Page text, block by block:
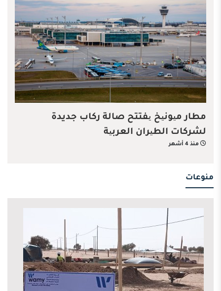
مطار میونیخ یفتتح صالة ركاب جديدة
لشركات الطیران العربیة
منذ 4 أشهر
منوعات